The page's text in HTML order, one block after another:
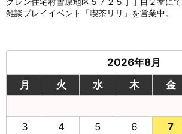
雑談プレイイベント「喫茶リリ」を営業中。
2026年8月
月
火 水 木 金
3
4 5 6 7